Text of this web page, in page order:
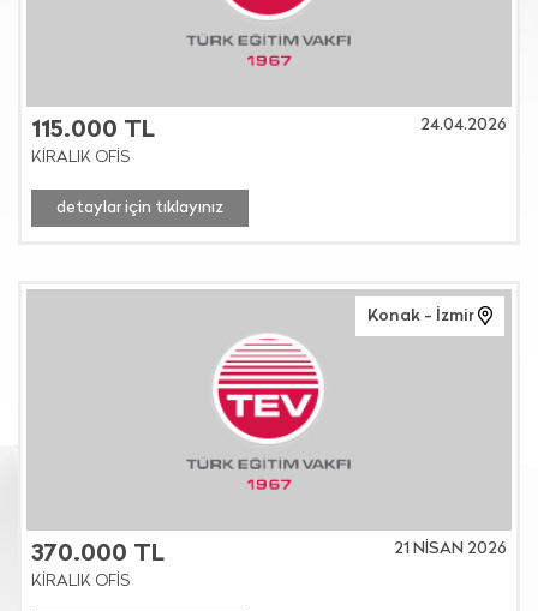
115.000 TL
24.04.2026
KİRALIK OFİS
detaylar için tıklayınız
Konak - İzmir
370.000 TL
21 NİSAN 2026
KİRALIK OFİS